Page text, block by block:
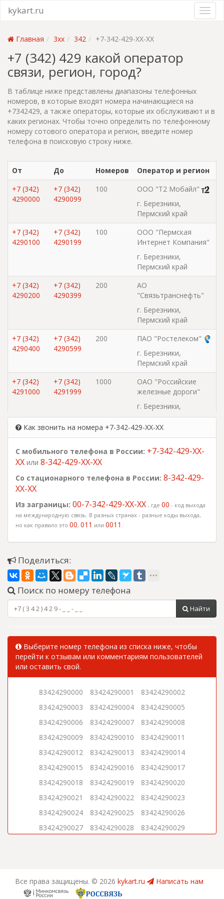
kykart.ru
Главная 3xx 342 +7-342-429-XX-XX
+7 (342) 429 какой оператор
связи, регион, город?
В таблице ниже представлены диапазоны телефонных
номеров, в которые входят номера начинающиеся на
+7342429, а также операторы, которые их обслуживают и в
каких регионах. Чтобы точно определить по телефонному
номеру сотового оператора и регион, введите номер
телефона в поисковую строку ниже.
От До Номеров
Оператор и регион
+7 (342)
4290000
+7 (342)
4290099
100
ООО "Т2 Мобайл"
г. Березники,
Пермский край
+7 (342)
4290100
+7 (342)
4290199
100
ООО "Пермская
Интернет Компания"
г. Березники,
Пермский край
+7 (342)
4290200
+7 (342)
4290399
200
АО
"Cвязьтранснефть"
г. Березники,
Пермский край
+7 (342)
4290400
+7 (342)
4290599
200
ПАО "Ростелеком"
г. Березники,
Пермский край
+7 (342)
4291000
+7 (342)
4291999
1000
ОАО "Российские
железные дороги"
г. Березники,
Пермский край
100
+7 (342)
г. Березники,
Пермский край
+7 (342)
4294000
+7 (342)
4294999
+7 (342)
4298000
+7 (342)
4298999
1000
ОАО "Объединенная
химическая компания
Пермский край
+7 (342)
4299000
+7 (342)
4299199
200
ПАО "Т Плюс"
г. Березники,
Пермский край
Как звонить на номера +7-342-429-XX-XX
С мобильного телефона в России: +7-342-429-XX-
XX или 8-342-429-XX-XX
Со стационарного телефона в России: 8-342-429-
XX-XX
Из заграницы: 00-7-342-429-XX-XX , где 00 - код выхода
на международную связь. В разных странах - разные коды выхода,
но как правило это 00, 011 или 0011 .
Поделиться:
Поиск по номеру телефона
Найти
Выберите номер телефона из списка ниже, чтобы
перейти к отзывам или комментариям пользователей
или оставить свой.
83424290000 83424290001
83424290002
83424290003
83424290004
83424290005
83424290006
83424290007
83424290008
83424290009
83424290010
83424290011
83424290012
83424290013
83424290014
83424290015
83424290016
83424290017
83424290018
83424290019
83424290020
83424290021
83424290022
83424290023
83424290024
83424290025
83424290026
83424290027
83424290028
83424290029
83424290039
83424290040
83424290041
Все права защищены. © 2026 kykart.ru Написать нам